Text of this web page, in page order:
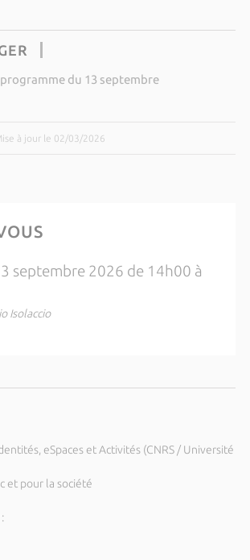
du 13 septembre
à jour le 02/03/2026
septembre 2026 de 14h00 à
Isolaccio
eSpaces et Activités (CNRS / Université
et pour la société